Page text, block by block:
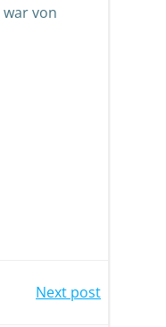
von
Next post